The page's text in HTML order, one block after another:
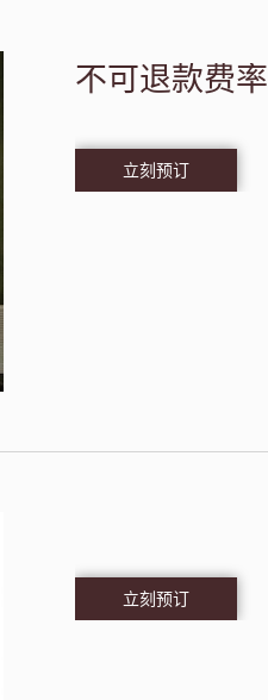
不可退款费率
立刻预订
立刻预订